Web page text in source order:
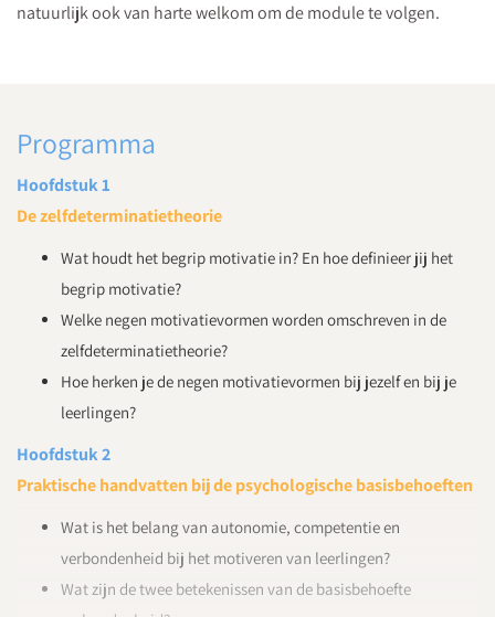
natuurlijk ook van harte welkom om de module te volgen.
Programma
Hoofdstuk 1
De zelfdeterminatietheorie
Wat houdt het begrip motivatie in? En hoe definieer jij het
begrip motivatie?
Welke negen motivatievormen worden omschreven in de
zelfdeterminatietheorie?
Hoe herken je de negen motivatievormen bij jezelf en bij je
leerlingen?
Hoofdstuk 2
Praktische handvatten bij de psychologische basisbehoeften
Wat is het belang van autonomie, competentie en
verbondenheid bij het motiveren van leerlingen?
Wat zijn de twee betekenissen van de basisbehoefte